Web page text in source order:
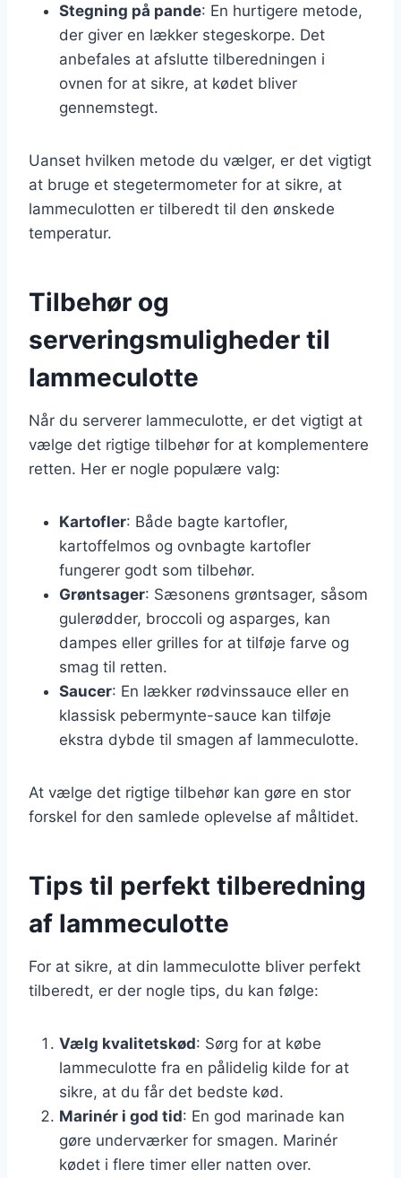
Stegning på pande: En hurtigere metode,
der giver en lækker stegeskorpe. Det
anbefales at afslutte tilberedningen i
ovnen for at sikre, at kødet bliver
gennemstegt.
Uanset hvilken metode du vælger, er det vigtigt
at bruge et stegetermometer for at sikre, at
lammeculotten er tilberedt til den ønskede
temperatur.
Tilbehør og
serveringsmuligheder til
lammeculotte
Når du serverer lammeculotte, er det vigtigt at
vælge det rigtige tilbehør for at komplementere
retten. Her er nogle populære valg:
Kartofler: Både bagte kartofler,
kartoffelmos og ovnbagte kartofler
fungerer godt som tilbehør.
Grøntsager: Sæsonens grøntsager, såsom
gulerødder, broccoli og asparges, kan
dampes eller grilles for at tilføje farve og
smag til retten.
Saucer: En lækker rødvinssauce eller en
klassisk pebermynte-sauce kan tilføje
ekstra dybde til smagen af lammeculotte.
At vælge det rigtige tilbehør kan gøre en stor
forskel for den samlede oplevelse af måltidet.
Tips til perfekt tilberedning
af lammeculotte
For at sikre, at din lammeculotte bliver perfekt
tilberedt, er der nogle tips, du kan følge:
Vælg kvalitetskød: Sørg for at købe
lammeculotte fra en pålidelig kilde for at
sikre, at du får det bedste kød.
Marinér i god tid: En god marinade kan
gøre underværker for smagen. Marinér
kødet i flere timer eller natten over.